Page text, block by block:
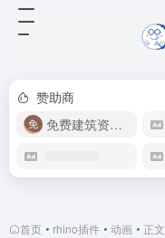
赞助商
免费建筑资源库
首页 • rhino插件 • 动画 • 正文